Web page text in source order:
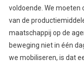
voldoende. We moeten
van de
maatschappij op de
beweging niet in één
we mobiliseren, is dat